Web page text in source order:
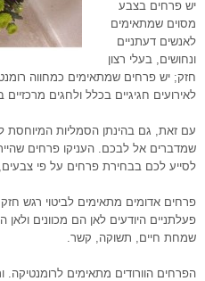
יש פרחים בצבע
מסוים שמתאימים
לאנשים דעתניים
ונחושים, בעלי רצון
חזק; יש פרחים שמתאימים כמחווה
לאירועים חגיגיים בכלל ולחגים מרכזיים
עם זאת, גם בהינתן הסמליות המיוחסת
שמדברים אל לבכם. העניקו פרחים
לסייע לכם בבחירת פרחים על פי צבעים,
פרחים אדומים מתאימים לביטוי רגש
פעלתניים היודעים לאן הם מכוונים
שמחת חיים, תשוקה, קשר.
הפרחים הוורודים מתאימים לרומנטיקה.